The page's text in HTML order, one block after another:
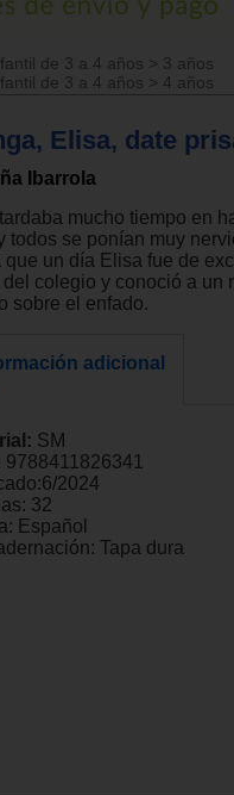
de 3 a 4 años > 3 años
de 3 a 4 años > 4 años
Elisa, date
Ibarrola
mucho tiempo en
todos se ponían muy
que un día Elisa fue de
del colegio y conoció a un
sobre el enfado.
adicional
SM
9788411826341
6/2024
32
Español
Tapa dura